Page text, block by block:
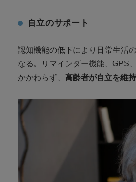
自立のサポート
認知機能の低下により日常生活
なる。リマインダー機能、GPS
かかわらず、 高齢者が自立を維